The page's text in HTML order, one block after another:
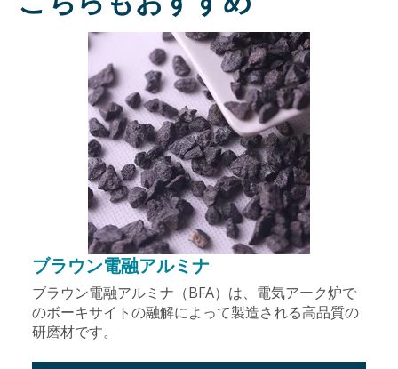
ブラウン電融アルミナ
ブラウン電融アルミナ（BFA）は、電気アーク炉で
のボーキサイトの融解によって製造される高品質の
研磨材です。